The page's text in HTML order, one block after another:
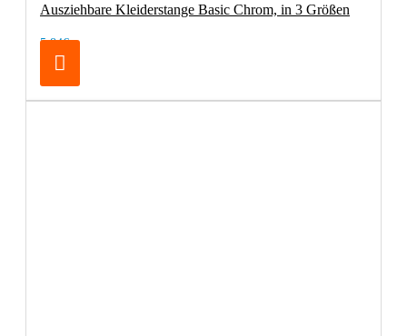
Ausziehbare Kleiderstange Basic Chrom, in 3 Größen
5,84€